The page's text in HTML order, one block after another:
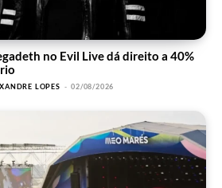
no Evil Live dá direito a 40%
LOPES - 02/08/2026